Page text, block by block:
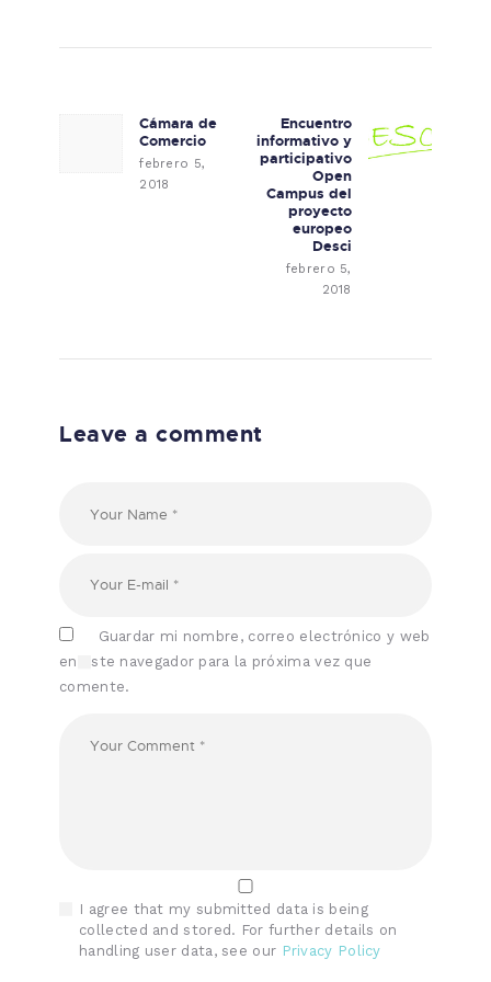
Previous post:
Cámara de
Comercio
febrero 5,
2018
Next post:
Encuentro
informativo y
participativo
Open
Campus del
proyecto
europeo
Desci
febrero 5,
2018
Leave a comment
Guardar mi nombre, correo electrónico y web
en este navegador para la próxima vez que
comente.
I agree that my submitted data is being
collected and stored. For further details on
handling user data, see our Privacy Policy